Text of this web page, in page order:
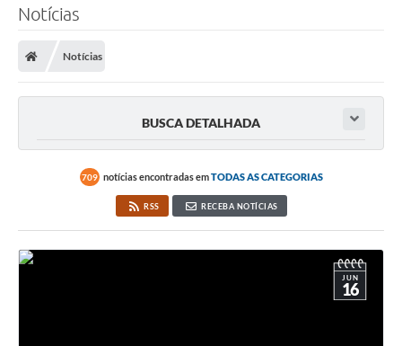
Notícias
Notícias
BUSCA DETALHADA
709 notícias encontradas emTODAS AS CATEGORIAS
RSS RECEBA NOTÍCIAS
JUN
16